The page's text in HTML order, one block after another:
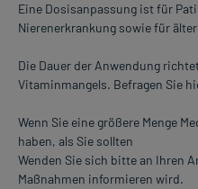
Eine Dosisanpassung ist für
Nierenerkrankung sowie für
Die Dauer der Anwendung
Vitaminmangels. Befragen Sie
Wenn Sie eine größere Menge
haben, als Sie sollten
Wenden Sie sich bitte an Ihren
Maßnahmen informieren wird.